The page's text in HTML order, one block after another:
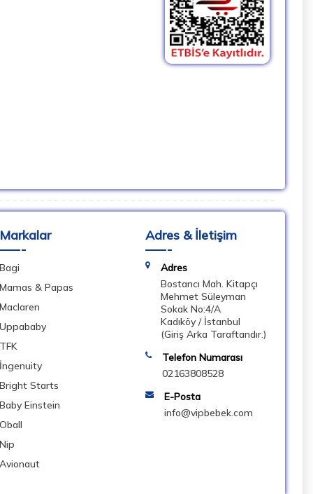
Markalar
Bagi
Mamas & Papas
Maclaren
Uppababy
TFK
İngenuity
Bright Starts
Baby Einstein
Oball
Nip
Avionaut
Adres & İletişim
Adres
Bostancı Mah. Kitapçı
Mehmet Süleyman
Sokak No:4/A
Kadıköy / İstanbul
(Giriş Arka Taraftandır.)
Telefon Numarası
02163808528
E-Posta
info@vipbebek.com